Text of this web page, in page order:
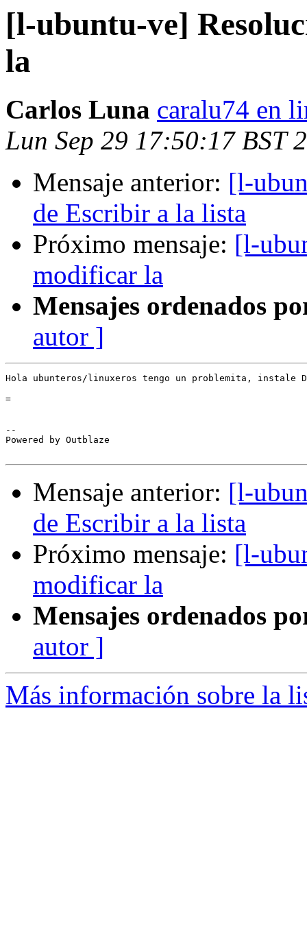
[l-ubuntu-ve]
la
Carlos Luna caralu74 en
Lun Sep 29 17:50:17 BST
Mensaje anterior: [l-
de Escribir a la lista
Próximo mensaje: [l-
modificar la
Mensajes ordenados
autor ]
Hola ubunteros/linuxeros tengo un problemita, instale
=
--
Powered by Outblaze
Mensaje anterior: [l-
de Escribir a la lista
Próximo mensaje: [l-
modificar la
Mensajes ordenados
autor ]
Más información sobre la